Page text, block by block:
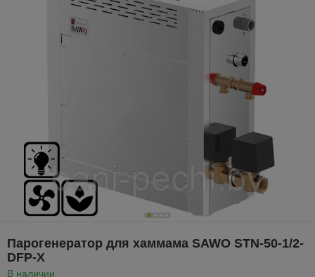
Парогенератор для хаммама SAWO STN-50-1/2-
DFP-X
В наличии